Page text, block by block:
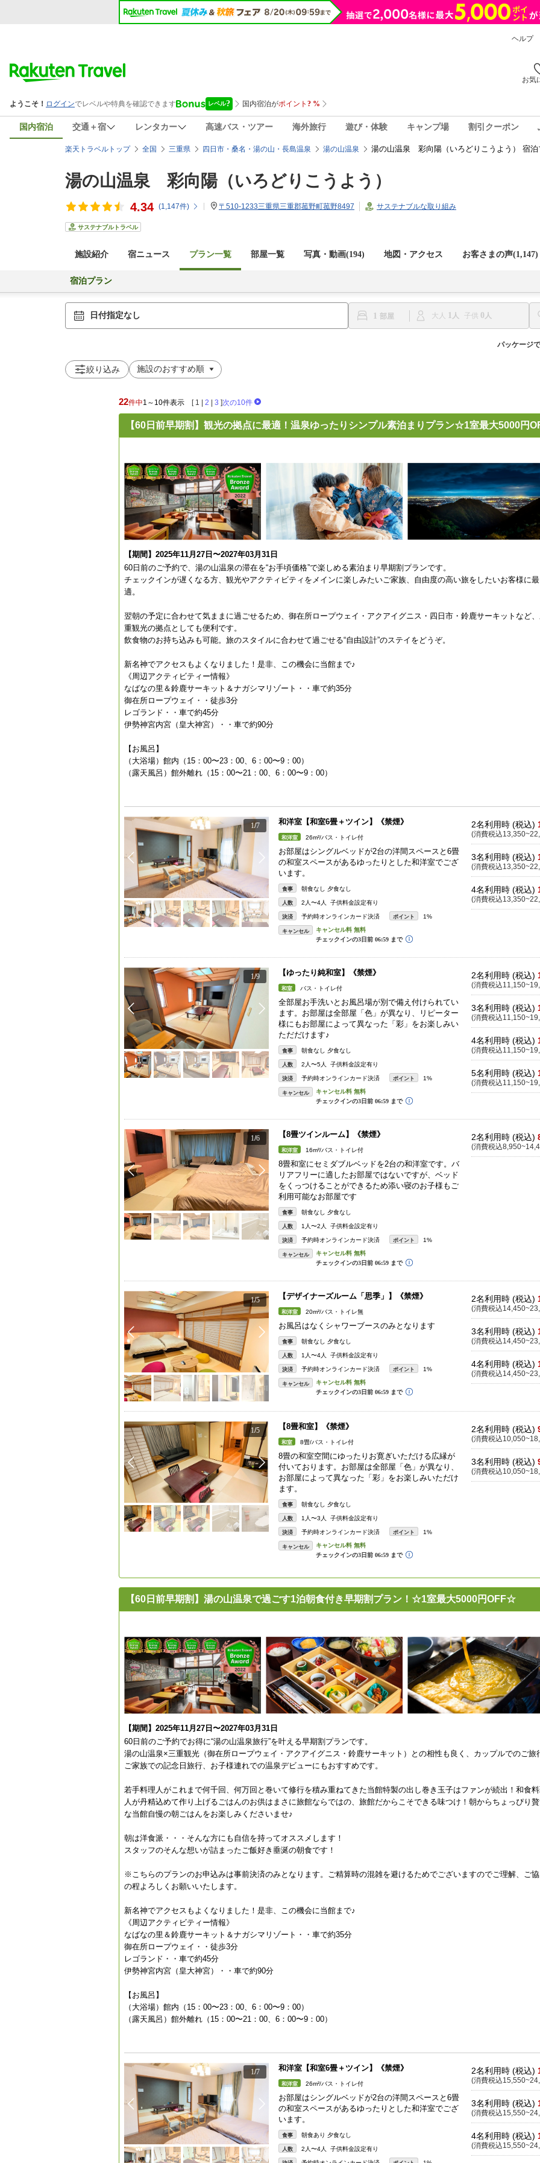
ヘルプ
お気
国内宿泊 交通＋宿 レンタカー 高速バス・ツアー 海外旅行 遊び・体験 キャンプ場 割引クーポン
楽天トラベルトップ 全国 三重県 四日市・桑名・湯の山・長島温泉 湯の山温泉 湯の山温泉 彩向陽（いろどりこうよう） 宿泊
湯の山温泉 彩向陽（いろどりこうよう）
4.34 (1,147件) 〒510-1233三重県三重郡菰野町菰野8497 サステナブルな取り組み
サステナブルトラベル
施設紹介 宿ニュース プラン一覧 部屋一覧 写真・動画(194) 地図・アクセス お客さまの声(1,147)
宿泊プラン
日付指定なし 1 大人 1 子供 0
パッケージ
絞り込み
22件中1～10件表示 [ 1 2 3 ]次の10件
【60日前早期割】観光の拠点に最適！温泉ゆったりシンプル素泊まりプラン☆1室最大5000円
【期間】2025年11月27日〜2027年03月31日
60日前のご予約で、湯の山温泉の滞在を“お手頃価格”で楽しめる素泊まり早期割プランです。
チェックインが遅くなる方、観光やアクティビティをメインに楽しみたいご家族、自由度の高い旅をしたいお客様に最
適。
翌朝の予定に合わせて気ままに過ごせるため、御在所ロープウェイ・アクアイグニス・四日市・鈴鹿サーキットなど
重観光の拠点としても便利です。
飲食物のお持ち込みも可能。旅のスタイルに合わせて過ごせる“自由設計”のステイをどうぞ。
新名神でアクセスもよくなりました！是非、この機会に当館まで♪
《周辺アクティビティー情報》
なばなの里＆鈴鹿サーキット＆ナガシマリゾート・・車で約35分
御在所ロープウェイ・・徒歩3分
レゴランド・・車で約45分
伊勢神宮内宮（皇大神宮）・・車で約90分
【お風呂】
（大浴場）館内（15：00〜23：00、6：00〜9：00）
（露天風呂）館外離れ（15：00〜21：00、6：00〜9：00）
1/7 和洋室【和室6畳＋ツイン】《禁煙》
和洋室 26m²/バス・トイレ付
お部屋はシングルベッドが2台の洋間スペースと6畳
の和室スペースがあるゆったりとした和洋室でござ
います。
食事 朝食なし 夕食なし
人数 2人〜4人 子供料金設定有り
決済 予約時オンラインカード決済 ポイント 1%
キャンセル
2名利用時 (税込)
(消費税込
3名利用時 (税込)
(消費税込
4名利用時 (税込)
(消費税込
1/9 【ゆったり純和室】《禁煙》
和室 バス・トイレ付
全部屋お手洗いとお風呂場が別で備え付けられてい
ます。お部屋は全部屋「色」が異なり、リピーター
様にもお部屋によって異なった「彩」をお楽しみい
ただだけます♪
食事 朝食なし 夕食なし
人数 2人〜5人 子供料金設定有り
決済 予約時オンラインカード決済 ポイント 1%
キャンセル
2名利用時 (税込)
(消費税込
3名利用時 (税込)
(消費税込
4名利用時 (税込)
(消費税込
5名利用時 (税込)
(消費税込
1/6 【8畳ツインルーム】《禁煙》
和洋室 16m²/バス・トイレ付
8畳和室にセミダブルベッドを2台の和洋室です。バ
リアフリーに適したお部屋ではないですが、ベッド
をくっつけることができるため添い寝のお子様もご
利用可能なお部屋です
食事 朝食なし 夕食なし
人数 1人〜2人 子供料金設定有り
決済 予約時オンラインカード決済 ポイント 1%
キャンセル
2名利用時 (税込)
(消費税込
1/5 【デザイナーズルーム「思季」】《禁煙》
和洋室 20m²/バス・トイレ無
お風呂はなくシャワーブースのみとなります
食事 朝食なし 夕食なし
人数 1人〜4人 子供料金設定有り
決済 予約時オンラインカード決済 ポイント 1%
キャンセル
2名利用時 (税込)
(消費税込
3名利用時 (税込)
(消費税込
4名利用時 (税込)
(消費税込
1/5 【8畳和室】《禁煙》
和室 8畳/バス・トイレ付
8畳の和室空間にゆったりお寛ぎいただける広縁が
付いております。お部屋は全部屋「色」が異なり、
お部屋によって異なった「彩」をお楽しみいただけ
ます。
食事 朝食なし 夕食なし
人数 1人〜3人 子供料金設定有り
決済 予約時オンラインカード決済 ポイント 1%
キャンセル
2名利用時 (税込)
(消費税込
3名利用時 (税込)
(消費税込
【60日前早期割】湯の山温泉で過ごす1泊朝食付き早期割プラン！☆1室最大5000円OFF☆
【期間】2025年11月27日〜2027年03月31日
60日前のご予約でお得に“湯の山温泉旅行”を叶える早期割プランです。
湯の山温泉×三重観光（御在所ロープウェイ・アクアイグニス・鈴鹿サーキット）との相性も良く、カップルでのご旅
ご家族での記念日旅行、お子様連れでの温泉デビューにもおすすめです。
若手料理人がこれまで何千回、何万回と巻いて修行を積み重ねてきた当館特製の出し巻き玉子はファンが続出！和食
人が丹精込めて作り上げるごはんのお供はまさに旅館ならではの、旅館だからこそできる味つけ！朝からちょっぴり
な当館自慢の朝ごはんをお楽しみくださいませ♪
朝は洋食派・・・そんな方にも自信を持ってオススメします！
スタッフのそんな想いが詰まったご飯好き垂涎の朝食です！
※こちらのプランのお申込みは事前決済のみとなります。ご精算時の混雑を避けるためでございますのでご理解、ご
の程よろしくお願いいたします。
新名神でアクセスもよくなりました！是非、この機会に当館まで♪
《周辺アクティビティー情報》
なばなの里＆鈴鹿サーキット＆ナガシマリゾート・・車で約35分
御在所ロープウェイ・・徒歩3分
レゴランド・・車で約45分
伊勢神宮内宮（皇大神宮）・・車で約90分
【お風呂】
（大浴場）館内（15：00〜23：00、6：00〜9：00）
（露天風呂）館外離れ（15：00〜21：00、6：00〜9：00）
1/7 和洋室【和室6畳＋ツイン】《禁煙》
和洋室 26m²/バス・トイレ付
お部屋はシングルベッドが2台の洋間スペースと6畳
の和室スペースがあるゆったりとした和洋室でござ
います。
食事 朝食あり 夕食なし
人数 2人〜4人 子供料金設定有り
2名利用時 (税込)
(消費税込
3名利用時 (税込)
(消費税込
4名利用時 (税込)
(消費税込